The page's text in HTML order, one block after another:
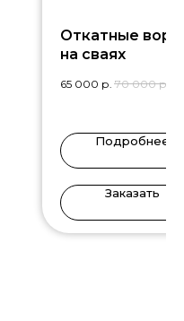
Откатные
на сваях
65 000 р. 70 000 р.
Подробнее
Заказать